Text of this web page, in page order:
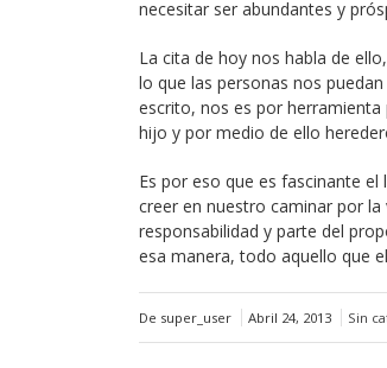
necesitar ser abundantes y
La cita de hoy nos habla de
lo que las personas nos
escrito, nos es por
hijo y por medio de ello
Es por eso que es fascinante
creer en nuestro caminar por
responsabilidad y parte del
esa manera, todo aquello que
De super_user Abril 24, 2013 Sin